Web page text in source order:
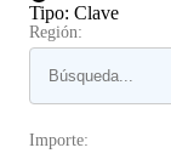
Tipo: Clave
Región:
Importe: